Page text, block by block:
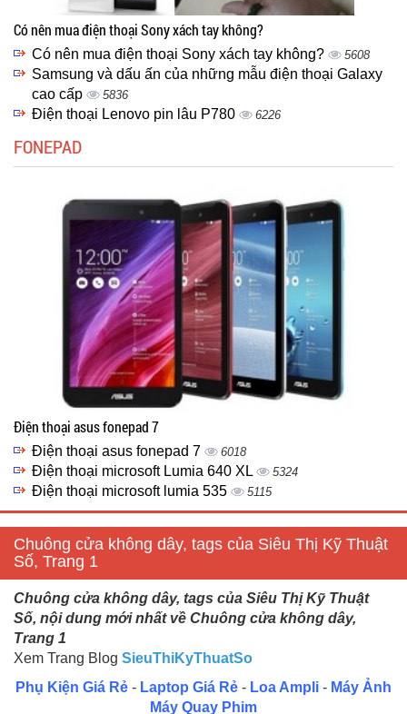
Có nên mua điện thoại Sony xách tay không?
Có nên mua điện thoại Sony xách tay không? 5608
Samsung và dấu ấn của những mẫu điện thoại Galaxy
cao cấp
5836
Điện thoại Lenovo pin lâu P780 6226
FONEPAD
Điện thoại asus fonepad 7
Điện thoại asus fonepad 7 6018
Điện thoại microsoft Lumia 640 XL 5324
Điện thoại microsoft lumia 535 5115
Chuông cửa không dây, tags của Siêu Thị Kỹ Thuật
Số, Trang 1
Chuông cửa không dây, tags của Siêu Thị Kỹ Thuật
Số, nội dung mới nhất về Chuông cửa không dây,
Trang 1
Xem Trang Blog SieuThiKyThuatSo
Phụ Kiện Giá Rẻ - Laptop Giá Rẻ - Loa Ampli - Máy Ảnh
Máy Quay Phim